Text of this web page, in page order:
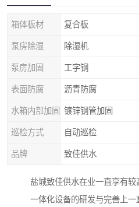
箱体板材 复合板
泵房除湿 除湿机
泵房加固 工字钢
表面防腐 沥青防腐
水箱内部加固 镀锌钢管加固
巡检方式 自动巡检
品牌 致佳供水
盐城致佳供水在业一直享有
一体化设备的研发与完善上